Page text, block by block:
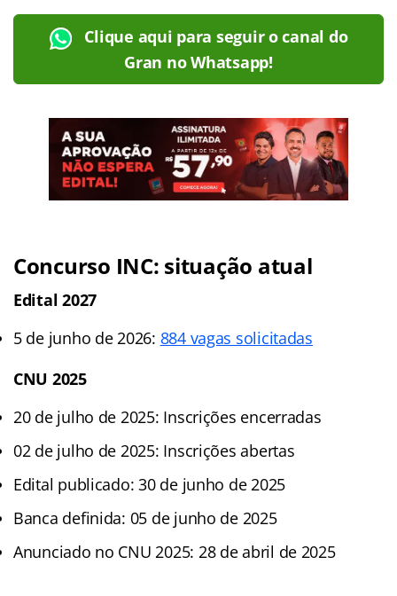
Clique aqui para seguir o canal do
Gran no Whatsapp!
Concurso INC: situação atual
Edital 2027
5 de junho de 2026: 884 vagas solicitadas
CNU 2025
20 de julho de 2025: Inscrições encerradas
02 de julho de 2025: Inscrições abertas
Edital publicado: 30 de junho de 2025
Banca definida: 05 de junho de 2025
Anunciado no CNU 2025: 28 de abril de 2025